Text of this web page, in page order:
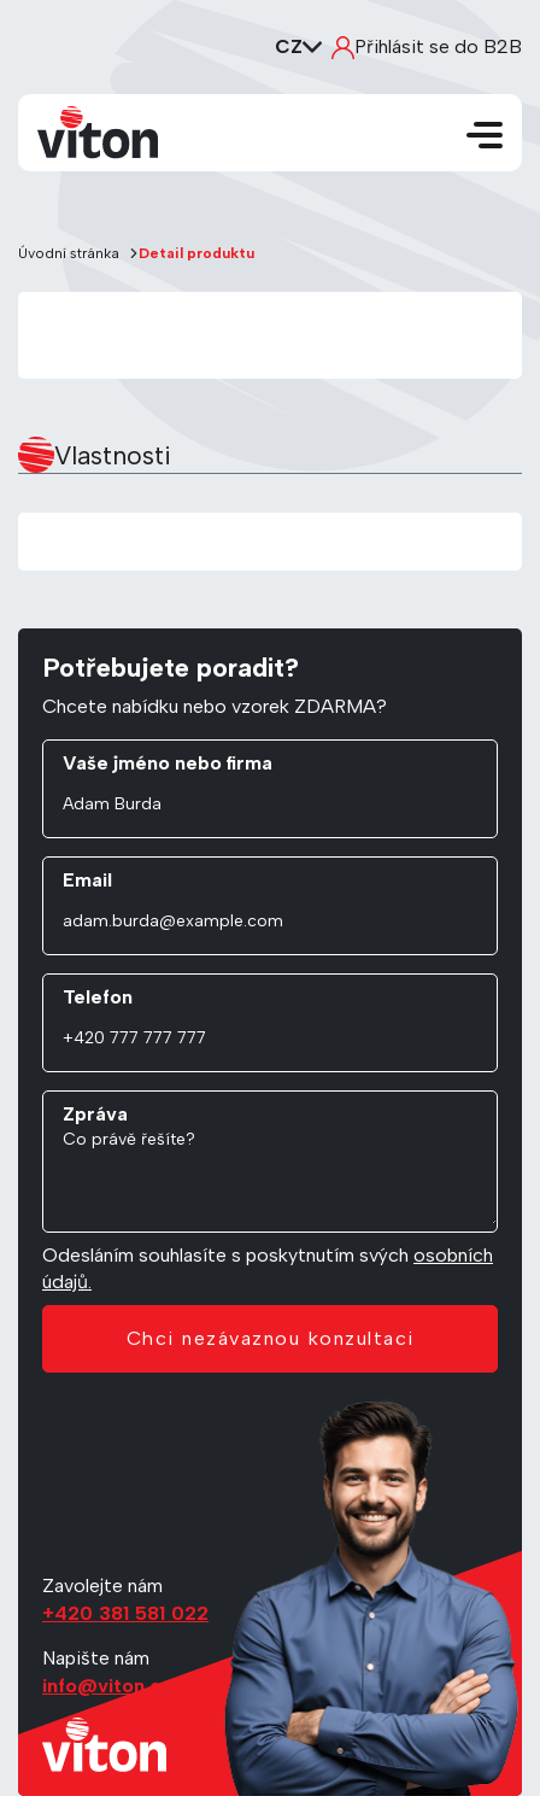
CZ Přihlásit se do B2B
Úvodní stránka Detail produktu
Vlastnosti
Potřebujete poradit?
Chcete nabídku nebo vzorek ZDARMA?
Vaše jméno nebo firma
Email
Telefon
Zpráva
Odesláním souhlasíte s poskytnutím svých osobních
údajů.
Chci nezávaznou konzultaci
Zavolejte nám
+420 381 581 022
Napište nám
info@viton.cz